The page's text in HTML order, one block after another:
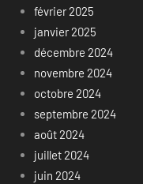
février 2025
janvier 2025
décembre 2024
novembre 2024
octobre 2024
septembre 2024
août 2024
juillet 2024
juin 2024